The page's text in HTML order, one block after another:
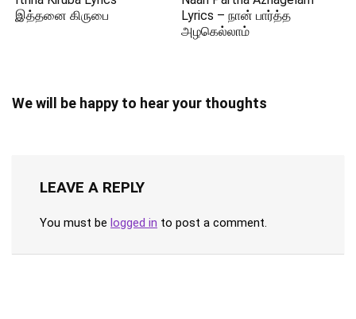
இத்தனை கிருபை
Lyrics – நான் பார்த்த
அழகெல்லாம்
We will be happy to hear your thoughts
LEAVE A REPLY
You must be logged in to post a comment.